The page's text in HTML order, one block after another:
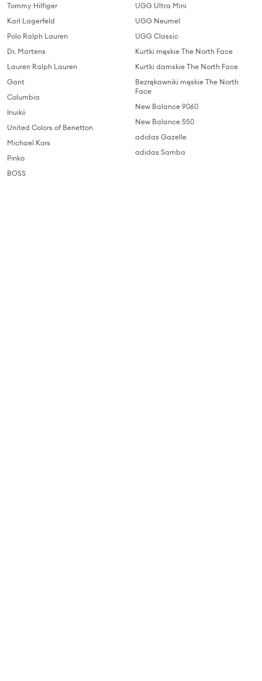
Tommy Hilfiger
Karl Lagerfeld
Polo Ralph Lauren
Dr. Martens
Lauren Ralph Lauren
Gant
Columbia
Inuikii
United Colors of Benetton
Michael Kors
Pinko
BOSS
UGG Ultra Mini
UGG Neumel
UGG Classic
Kurtki męskie The North Face
Kurtki damskie The North Face
Bezrękawniki męskie The North
Face
New Balance 9060
New Balance 550
adidas Gazelle
adidas Samba